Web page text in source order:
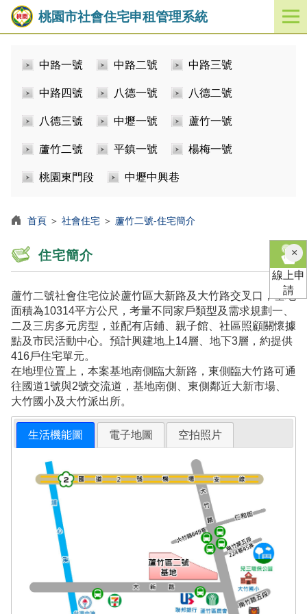
桃園市社會住宅申租管理系統
開
啟
中路一號 中路二號 中路三號
中路四號 八德一號 八德二號
八德三號 中壢一號 蘆竹一號
蘆竹二號 平鎮一號 楊梅一號
桃園東門段 中壢中興巷
首頁 ＞ 社會住宅 ＞ 蘆竹二號-住宅簡介
住宅簡介
蘆竹二號社會住宅位於蘆竹區大新路及大竹路交叉口，基地
面積為10314平方公尺，考量不同家戶類型及需求規劃一、
二及三房多元房型，並配有店鋪、親子館、社區照顧關懷據
點及市民活動中心。預計興建地上14層、地下3層，約提供
416戶住宅單元。
在地理位置上，本案基地南側臨大新路，東側臨大竹路可通
往國道1號與2號交流道，基地南側、東側鄰近大新市場、
大竹國小及大竹派出所。
生活機能圖 電子地圖 空拍照片
×關
閉
線上申
請